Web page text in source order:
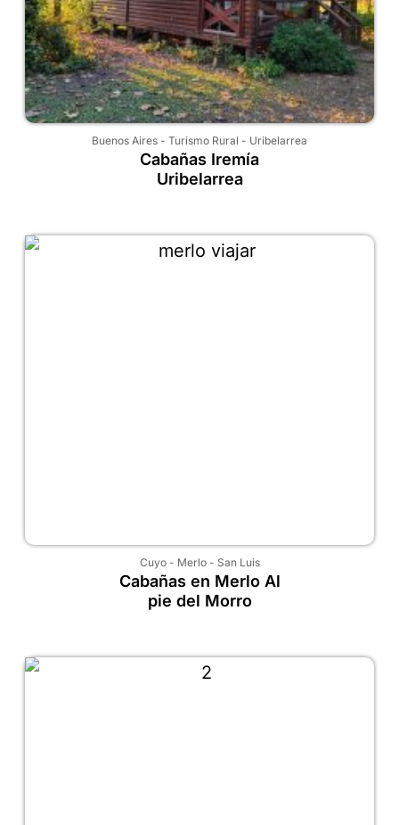
Buenos Aires - Turismo Rural - Uribelarrea
Cabañas Iremía
Uribelarrea
Cuyo- Merlo- San Luis
Cabañas en Merlo Al
pie del Morro